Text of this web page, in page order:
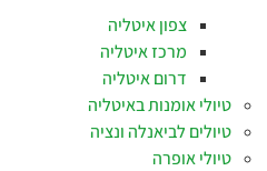
צפון איטליה
מרכז איטליה
דרום איטליה
טיולי אומנות באיטליה
טיולים לביאנלה ונציה
טיולי אופרה